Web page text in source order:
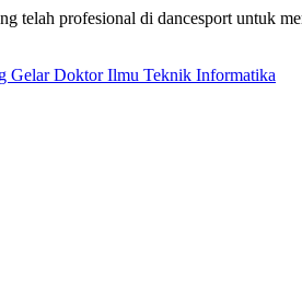
telah profesional di dancesport untuk
Gelar Doktor Ilmu Teknik Informatika